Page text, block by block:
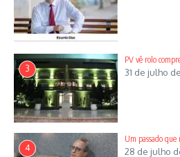
Artigo anterior
Doc mostra carbonário
Tarzan
3
PV vê rolo
31 de julho
4
Um passado que
28 de julho